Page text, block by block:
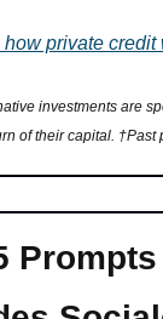
how private
investments are
of their capital. †Past
Prompts